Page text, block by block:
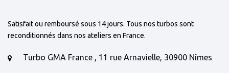
Satisfait ou remboursé sous 14 jours. Tous nos turbos sont
reconditionnés dans nos ateliers en France.
Turbo GMA France , 11 rue Arnavielle, 30900 Nîmes